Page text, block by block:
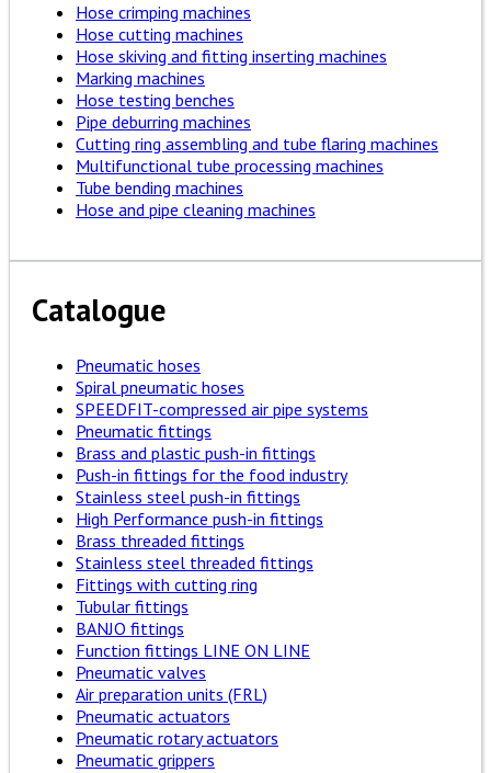
Hose crimping machines
Hose cutting machines
Hose skiving and fitting inserting machines
Marking machines
Hose testing benches
Pipe deburring machines
Cutting ring assembling and tube flaring machines
Multifunctional tube processing machines
Tube bending machines
Hose and pipe cleaning machines
Catalogue
Pneumatic hoses
Spiral pneumatic hoses
SPEEDFIT-compressed air pipe systems
Pneumatic fittings
Brass and plastic push-in fittings
Push-in fittings for the food industry
Stainless steel push-in fittings
High Performance push-in fittings
Brass threaded fittings
Stainless steel threaded fittings
Fittings with cutting ring
Tubular fittings
BANJO fittings
Function fittings LINE ON LINE
Pneumatic valves
Air preparation units (FRL)
Pneumatic actuators
Pneumatic rotary actuators
Pneumatic grippers